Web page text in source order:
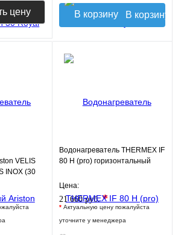
цену В корзину
VELIS
INOX (30
сталь, ТЭ
Водонагреватель THERMEX IF
80 H (pro) горизонтальный
Цена:
21 660 руб.*
* Актуальную цену пожалуйста
уточните у менеджера